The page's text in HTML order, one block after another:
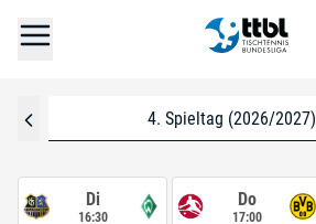
4. Spieltag (2026/2027)
Di
16:30
Do
17:00